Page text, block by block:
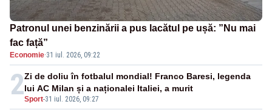
Patronul unei benzinării a pus lacătul pe ușă: ”Nu mai
fac față”
Economie·31 iul. 2026, 09:22
2Sport-31 iul. 2026, 09:27
Zi de doliu în fotbalul mondial! Franco Baresi, legenda
lui AC Milan și a naționalei Italiei, a murit